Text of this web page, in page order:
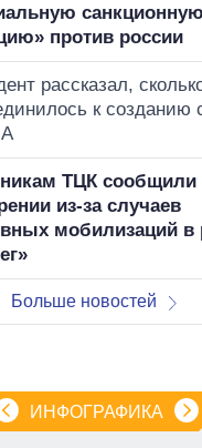
санкционную
против россии
рассказал,
к созданию
ТЦК сообщили
из-за случаев
мобилизаций в
Больше новостей
ИНФОГРАФИКА